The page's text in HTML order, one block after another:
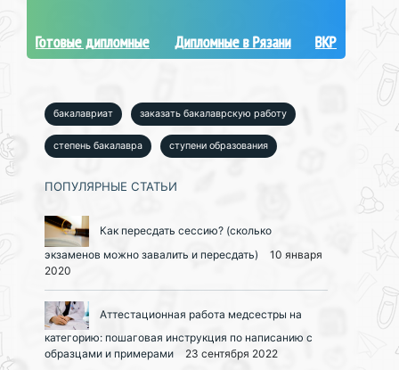
Готовые дипломные Дипломные в Рязани ВКР
бакалавриат заказать бакалаврскую работу
степень бакалавра ступени образования
ПОПУЛЯРНЫЕ СТАТЬИ
Как пересдать сессию? (сколько
экзаменов можно завалить и пересдать)
10 января
2020
Аттестационная работа медсестры на
категорию: пошаговая инструкция по написанию с
образцами и примерами
23 сентября 2022